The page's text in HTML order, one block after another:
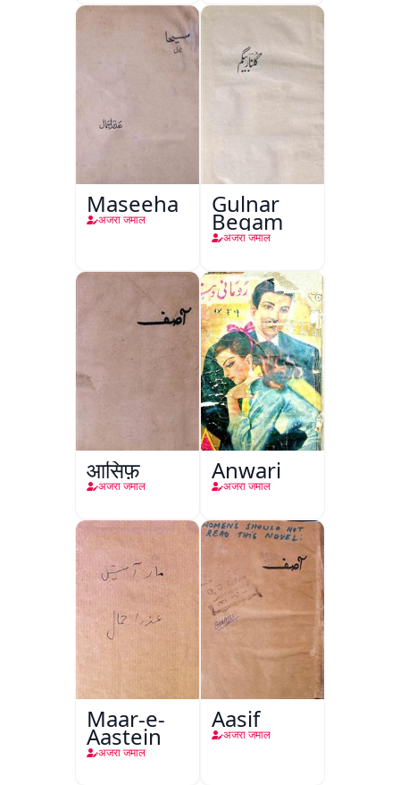
Maseeha
अजरा जमाल
Gulnar
Begam
अजरा जमाल
आसिफ़
अजरा जमाल
Anwari
अजरा जमाल
Maar-e-
Aastein
अजरा जमाल
Aasif
अजरा जमाल